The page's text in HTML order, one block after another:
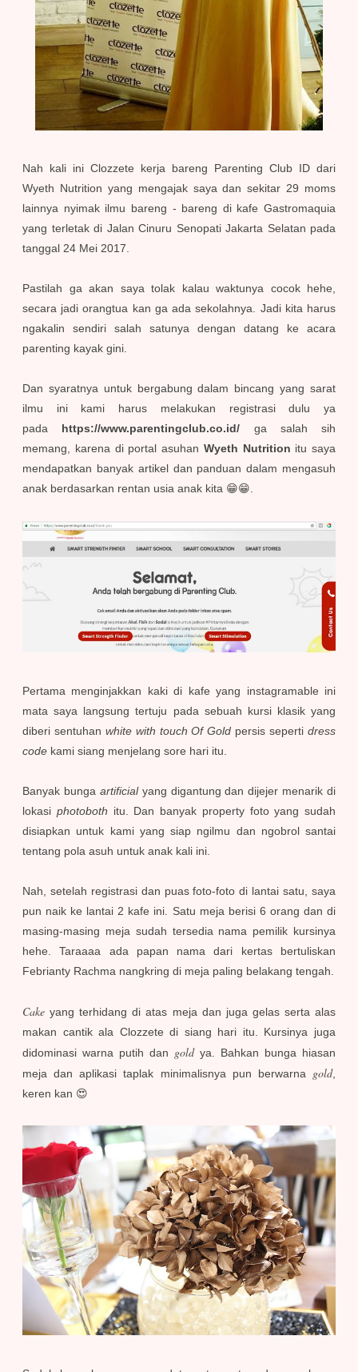
Nah kali ini Clozzete kerja bareng Parenting Club ID dari
Wyeth Nutrition yang mengajak saya dan sekitar 29 moms
lainnya nyimak ilmu bareng - bareng di kafe Gastromaquia
yang terletak di Jalan Cinuru Senopati Jakarta Selatan pada
tanggal 24 Mei 2017.
Pastilah ga akan saya tolak kalau waktunya cocok hehe,
secara jadi orangtua kan ga ada sekolahnya. Jadi kita harus
ngakalin sendiri salah satunya dengan datang ke acara
parenting kayak gini.
Dan syaratnya untuk bergabung dalam bincang yang sarat
ilmu ini kami harus melakukan registrasi dulu ya
pada https://www.parentingclub.co.id/ ga salah sih
memang, karena di portal asuhan Wyeth Nutrition itu saya
mendapatkan banyak artikel dan panduan dalam mengasuh
anak berdasarkan rentan usia anak kita 😁😁.
Pertama menginjakkan kaki di kafe yang instagramable ini
mata saya langsung tertuju pada sebuah kursi klasik yang
diberi sentuhan white with touch Of Gold persis sepertidress
code kami siang menjelang sore hari itu.
Banyak bunga artificialyang digantung dan dijejer menarik di
lokasi photoboth itu. Dan banyak property foto yang sudah
disiapkan untuk kami yang siap ngilmu dan ngobrol santai
tentang pola asuh untuk anak kali ini.
Nah, setelah registrasi dan puas foto-foto di lantai satu, saya
pun naik ke lantai 2 kafe ini. Satu meja berisi 6 orang dan di
masing-masing meja sudah tersedia nama pemilik kursinya
hehe. Taraaaa ada papan nama dari kertas bertuliskan
Febrianty Rachma nangkring di meja paling belakang tengah.
Cakeyang terhidang di atas meja dan juga gelas serta alas
makan cantik ala Clozzete di siang hari itu. Kursinya juga
didominasi warna putih dan goldya. Bahkan bunga hiasan
meja dan aplikasi taplak minimalisnya pun berwarna gold,
keren kan 😍